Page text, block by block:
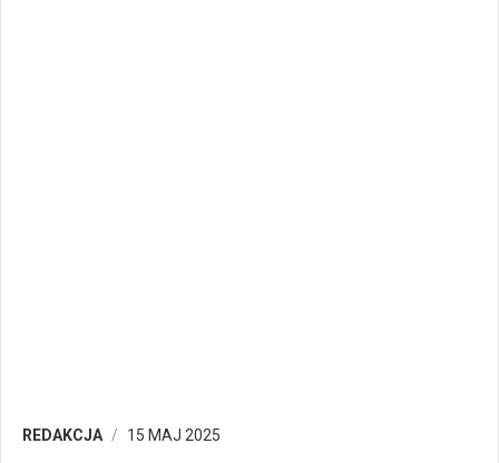
REDAKCJA 15 MAJ 2025